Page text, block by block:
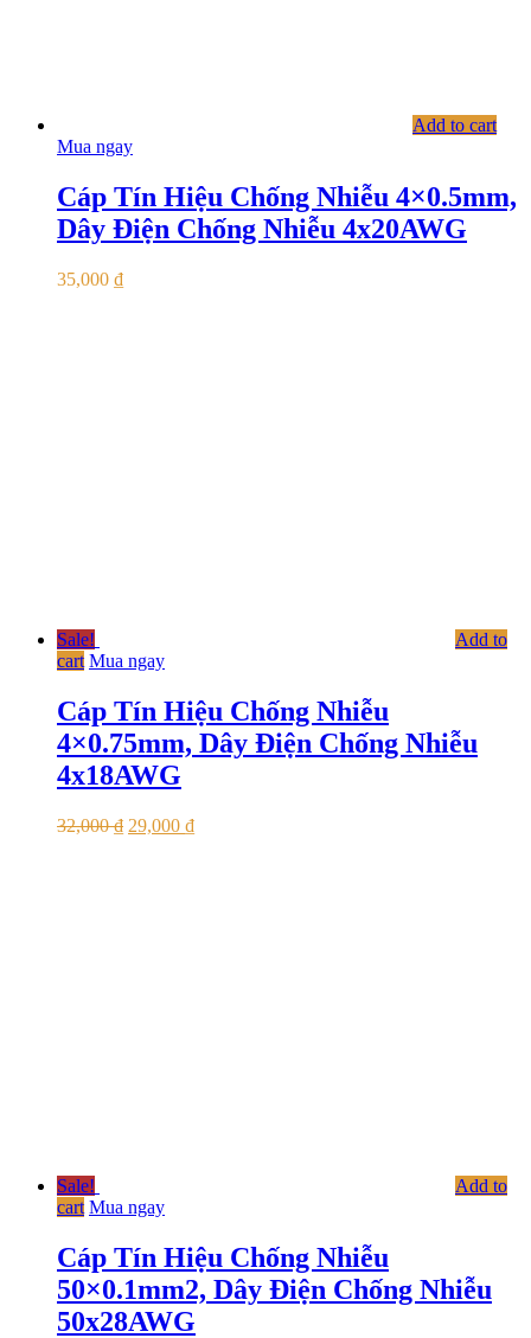
Add to cart
Mua ngay
Cáp Tín Hiệu Chống Nhiễu 4×0.5mm,
Dây Điện Chống Nhiễu 4x20AWG
35,000 ₫
Sale!
Add to
cart Mua ngay
Cáp Tín Hiệu Chống Nhiễu
4×0.75mm, Dây Điện Chống Nhiễu
4x18AWG
32,000₫ 29,000 ₫
Sale!
Add to
cart Mua ngay
Cáp Tín Hiệu Chống Nhiễu
50×0.1mm2, Dây Điện Chống Nhiễu
50x28AWG